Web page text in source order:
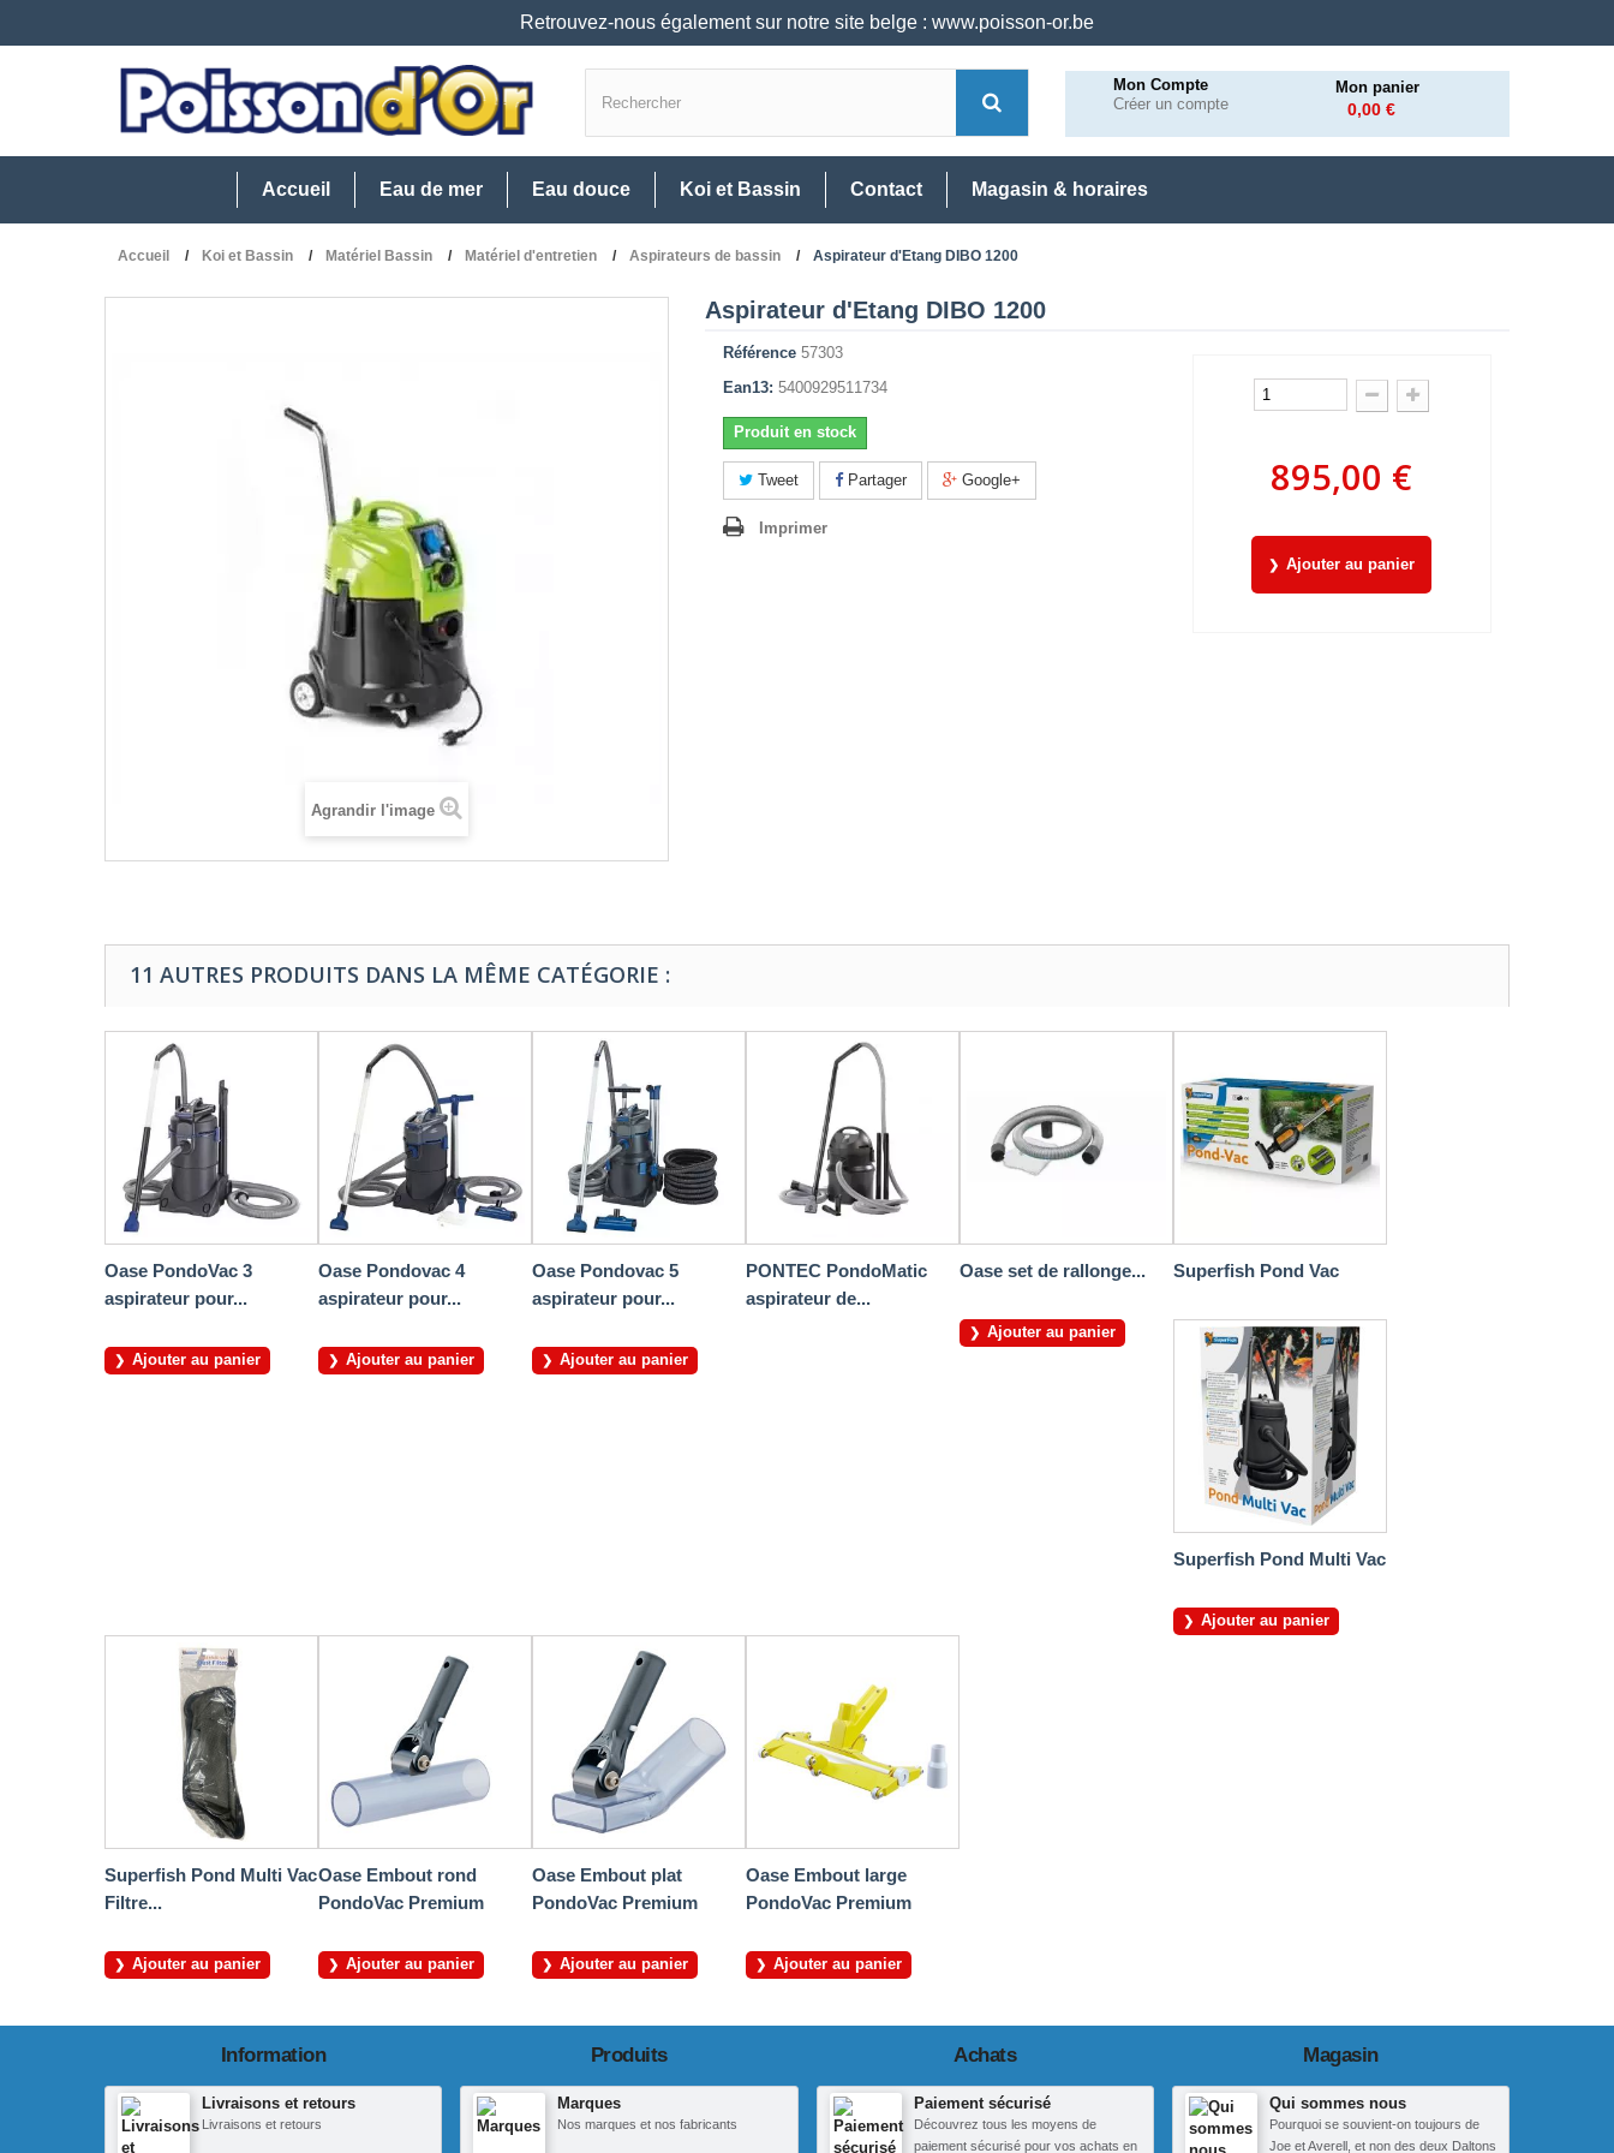
Retrouvez-nous également sur notre site belge : www.poisson-or.be
Mon Compte
Créer un compte
Mon panier
0,00 €
Accueil Eau de mer Eau douce Koi et Bassin Contact Magasin & horaires
Accueil Koi et Bassin Matériel Bassin Matériel d'entretien Aspirateurs de bassin Aspirateur d'Etang DIBO 1200
Agrandir l'image
Aspirateur d'Etang DIBO 1200
Référence 57303
Ean13: 5400929511734
Produit en stock
Tweet Partager Google+
Imprimer
895,00 €
Ajouter au panier
11 AUTRES PRODUITS DANS LA MÊME CATÉGORIE :
Oase PondoVac 3
aspirateur pour...
Ajouter au panier
Oase Pondovac 4
aspirateur pour...
Ajouter au panier
Oase Pondovac 5
aspirateur pour...
Ajouter au panier
PONTEC PondoMatic
aspirateur de...
Oase set de rallonge...
Ajouter au panier
Superfish Pond Vac
Superfish Pond Multi Vac
Ajouter au panier
Superfish Pond Multi Vac
Filtre...
Ajouter au panier
Oase Embout rond
PondoVac Premium
Ajouter au panier
Oase Embout plat
PondoVac Premium
Ajouter au panier
Oase Embout large
PondoVac Premium
Ajouter au panier
Information
Livraisons et retours
Livraisons et retours
Produits
Marques
Nos marques et nos fabricants
Achats
Paiement sécurisé
Découvrez tous les moyens de
paiement sécurisé pour vos achats en
Magasin
Qui sommes nous
Pourquoi se souvient-on toujours de
Joe et Averell, et non des deux Daltons